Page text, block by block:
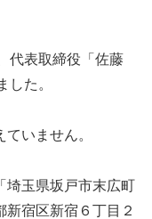
代表取締役「佐藤
した。
いません。
埼玉県坂戸市末広町
新宿区新宿６丁目２